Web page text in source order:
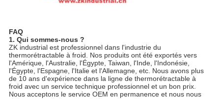
FAQ
1. Qui sommes-nous ?
ZK industrial est professionnel dans l'industrie du
thermorétractable à froid. Nos produits ont été exportés vers
l'Amérique, l'Australie, l'Égypte, Taiwan, l'Inde, l'Indonésie,
l'Égypte, l'Espagne, l'Italie et l'Allemagne, etc. Nous avons plus
de 10 ans d'expérience dans la ligne de thermorétractable à
froid avec un service technique professionnel et un bon prix.
Nous acceptons le service OEM en permanence et nous nous